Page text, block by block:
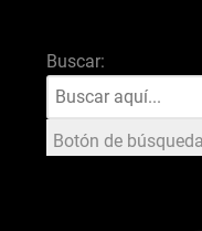
Buscar:
Botón de búsqueda